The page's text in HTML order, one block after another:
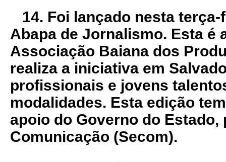
14. Foi lançado nesta terça-
Abapa de Jornalismo. Esta é
Associação Baiana dos
realiza a iniciativa em
profissionais e jovens
modalidades. Esta edição
apoio do Governo do
Comunicação (Secom).